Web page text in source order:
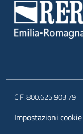
C.F. 800.625.903.79
Impostazioni cookie